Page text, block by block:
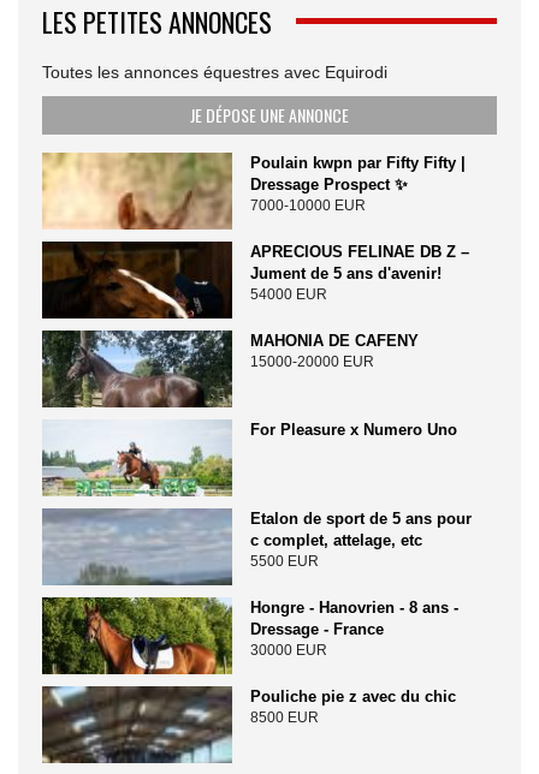
LES PETITES ANNONCES
Toutes les annonces équestres avec Equirodi
JE DÉPOSE UNE ANNONCE
Poulain kwpn par Fifty Fifty |
Dressage Prospect ✨️
7000-10000 EUR
APRECIOUS FELINAE DB Z –
Jument de 5 ans d'avenir!
54000 EUR
MAHONIA DE CAFENY
15000-20000 EUR
For Pleasure x Numero Uno
Etalon de sport de 5 ans pour
c complet, attelage, etc
5500 EUR
Hongre - Hanovrien - 8 ans -
Dressage - France
30000 EUR
Pouliche pie z avec du chic
8500 EUR